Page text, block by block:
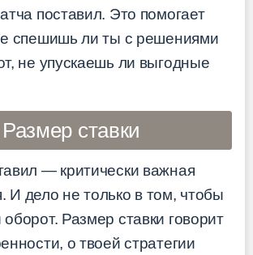
поставил. Это помогает
спешишь ли ты с решениями
не упускаешь ли выгодные
Размер ставки
— критически важная
И дело не только в том, чтобы
Размер ставки говорит
о твоей стратегии